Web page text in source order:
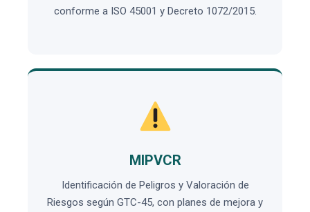
conforme a ISO 45001 y Decreto 1072/2015.
MIPVCR
Identificación de Peligros y Valoración de
Riesgos según GTC-45, con planes de mejora y